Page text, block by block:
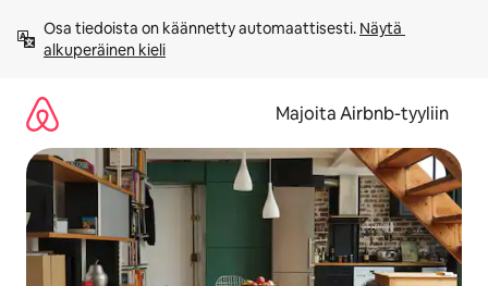
sisältö
väliin
Osa tiedoista on käännetty automaattisesti. Näytä
alkuperäinen kieli
Majoita Airbnb-tyyliin